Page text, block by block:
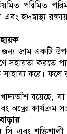
পরিমিত
এবং হৃদ্‌স্বাস্থ্য
জন্য জাম একটি
সহায়তা করতে
করে। ফলে
রয়েছে, যা
অন্ত্রের কার্যক্রম
সি এবং